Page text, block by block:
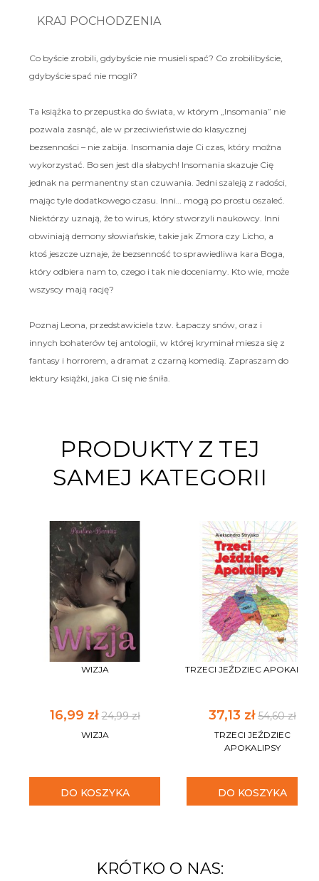
KRAJ POCHODZENIA
Co byście zrobili, gdybyście nie musieli spać? Co zrobilibyście,
gdybyście spać nie mogli?
Ta książka to przepustka do świata, w którym „Insomania” nie
pozwala zasnąć, ale w przeciwieństwie do klasycznej
bezsenności – nie zabija. Insomania daje Ci czas, który można
wykorzystać. Bo sen jest dla słabych! Insomania skazuje Cię
jednak na permanentny stan czuwania. Jedni szaleją z radości,
mając tyle dodatkowego czasu. Inni… mogą po prostu oszaleć.
Niektórzy uznają, że to wirus, który stworzyli naukowcy. Inni
obwiniają demony słowiańskie, takie jak Zmora czy Licho, a
ktoś jeszcze uznaje, że bezsenność to sprawiedliwa kara Boga,
który odbiera nam to, czego i tak nie doceniamy. Kto wie, może
wszyscy mają rację?
Poznaj Leona, przedstawiciela tzw. Łapaczy snów, oraz i
innych bohaterów tej antologii, w której kryminał miesza się z
fantasy i horrorem, a dramat z czarną komedią. Zapraszam do
lektury książki, jaka Ci się nie śniła.
PRODUKTY Z TEJ
SAMEJ KATEGORII
WIZJA
16,99 zł24,99 zł
WIZJA
DO KOSZYKA
TRZECI JEŹDZIEC APOKALIPSY
37,13 zł54,60 zł
TRZECI JEŹDZIEC
APOKALIPSY
DO KOSZYKA
KRÓTKO O NAS: